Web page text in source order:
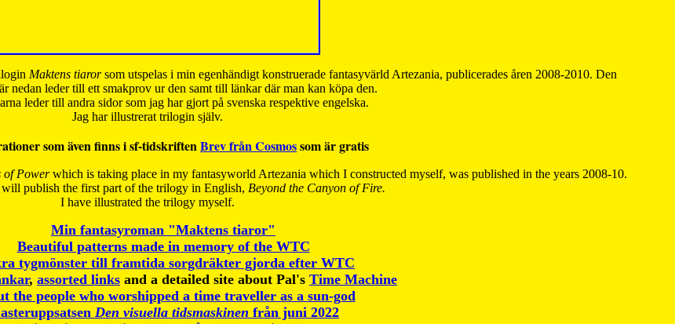
Maktens tiarorsom utspelas i min egenhändigt konstruerade fantasyvärld Artezania, publicerades åren 2008-2010. Den
nedan leder till ett smakprov ur den samt till länkar där man kan köpa den.
leder till andra sidor som jag har gjort på svenska respektive engelska.
Jag har illustrerat trilogin själv.
som även finns i sf-tidskriftenBrev från Cosmossom är gratis
of Powerwhich is taking place in my fantasyworld Artezania which I constructed myself, was published in the years 2008-10.
publish the first part of the trilogy in English, Beyond the Canyon of Fire.
I have illustrated the trilogy myself.
Min fantasyroman "Maktens tiaror"
Beautiful patterns made in memory of the WTC
tygmönster till framtida sorgdräkter gjorda efter WTC
, assorted links and a detailed site about Pal's Time Machine
the people who worshipped a time traveller as a sun-god
Den visuella tidsmaskinen från juni 2022